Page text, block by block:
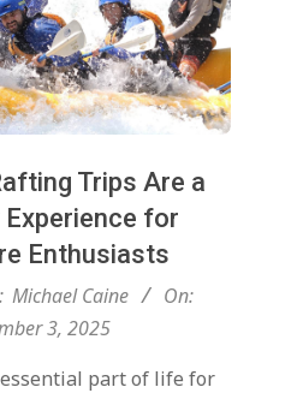
Trips Are a
for
Enthusiasts
Michael Caine
On:
3, 2025
part of life for